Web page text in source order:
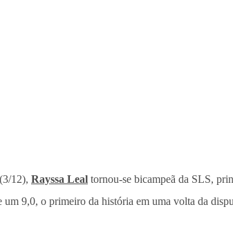
12), Rayssa Leal tornou-se bicampeã da SLS,
9,0, o primeiro da história em uma volta da